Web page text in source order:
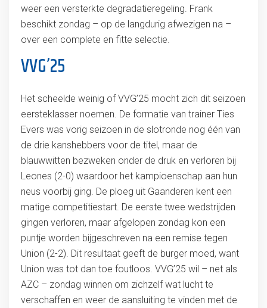
weer een versterkte degradatieregeling. Frank
beschikt zondag – op de langdurig afwezigen na –
over een complete en fitte selectie.
VVG’25
Het scheelde weinig of VVG’25 mocht zich dit seizoen
eersteklasser noemen. De formatie van trainer Ties
Evers was vorig seizoen in de slotronde nog één van
de drie kanshebbers voor de titel, maar de
blauwwitten bezweken onder de druk en verloren bij
Leones (2-0) waardoor het kampioenschap aan hun
neus voorbij ging. De ploeg uit Gaanderen kent een
matige competitiestart. De eerste twee wedstrijden
gingen verloren, maar afgelopen zondag kon een
puntje worden bijgeschreven na een remise tegen
Union (2-2). Dit resultaat geeft de burger moed, want
Union was tot dan toe foutloos. VVG’25 wil – net als
AZC – zondag winnen om zichzelf wat lucht te
verschaffen en weer de aansluiting te vinden met de